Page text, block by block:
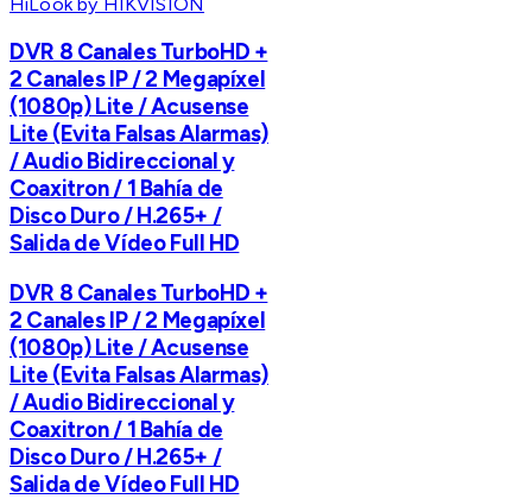
DVR 8 Canales TurboHD +
2 Canales IP / 2 Megapíxel
(1080p) Lite / Acusense
Lite (Evita Falsas Alarmas)
/ Audio Bidireccional y
Coaxitron / 1 Bahía de
Disco Duro / H.265+ /
Salida de Vídeo Full HD
DVR 8 Canales TurboHD +
2 Canales IP / 2 Megapíxel
(1080p) Lite / Acusense
Lite (Evita Falsas Alarmas)
/ Audio Bidireccional y
Coaxitron / 1 Bahía de
Disco Duro / H.265+ /
Salida de Vídeo Full HD